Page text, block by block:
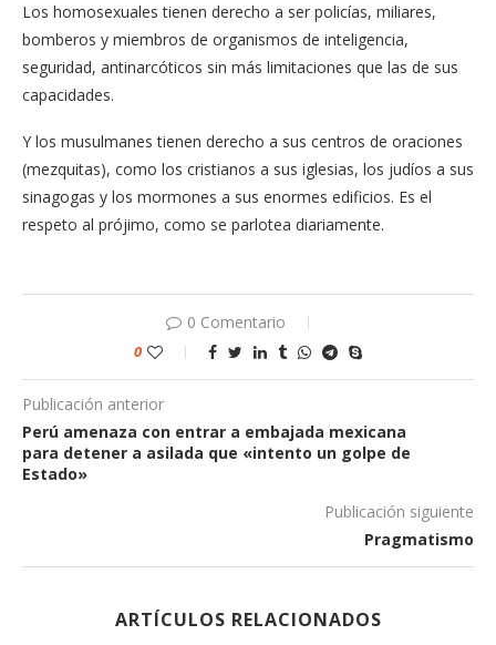
Los homosexuales tienen derecho a ser policías, miliares,
bomberos y miembros de organismos de inteligencia,
seguridad, antinarcóticos sin más limitaciones que las de sus
capacidades.
Y los musulmanes tienen derecho a sus centros de oraciones
(mezquitas), como los cristianos a sus iglesias, los judíos a sus
sinagogas y los mormones a sus enormes edificios. Es el
respeto al prójimo, como se parlotea diariamente.
0 Comentario
0
Publicación anterior
Perú amenaza con entrar a embajada mexicana
para detener a asilada que «intento un golpe de
Estado»
Publicación siguiente
Pragmatismo
ARTÍCULOS RELACIONADOS